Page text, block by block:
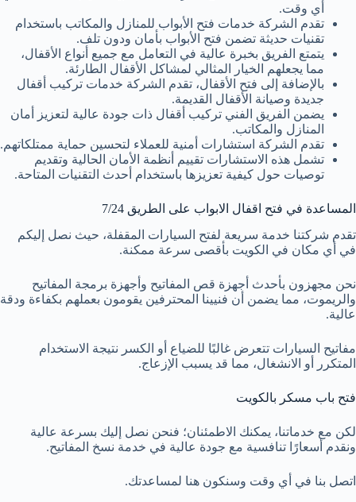
أي وقت.
تقدم الشركة خدمات فتح الأبواب للمنازل والمكاتب باستخدام
تقنيات حديثة تضمن فتح الأبواب بأمان ودون تلف.
يتمتع الفريق بخبرة عالية في التعامل مع جميع أنواع الأقفال،
مما يجعلهم الخيار المثالي لمشاكل الأقفال الطارئة.
بالإضافة إلى فتح الأقفال، تقدم الشركة خدمات تركيب أقفال
جديدة وصيانة الأقفال القديمة.
يضمن الفريق الفني تركيب أقفال ذات جودة عالية لتعزيز أمان
المنازل والمكاتب.
تقدم الشركة استشارات أمنية للعملاء لتحسين حماية ممتلكاتهم.
تشمل هذه الاستشارات تقييم أنظمة الأمان الحالية وتقديم
توصيات حول كيفية تعزيزها باستخدام أحدث التقنيات المتاحة.
المساعدة في فتح اقفال الابواب على الطريق 7/24
تقدم شركتنا خدمة سريعة لفتح السيارات المقفلة، حيث نصل إليكم
في أي مكان في الكويت بأقصى سرعة ممكنة.
نحن مجهزون بأحدث أجهزة قص المفاتيح وأجهزة برمجة المفاتيح
والريموت، مما يضمن أن فنيينا المحترفين يقومون بعملهم بكفاءة ودقة
عالية.
مفاتيح السيارات تتعرض غالبًا للضياع أو الكسر نتيجة الاستخدام
المتكرر أو الانشغال، مما قد يسبب الإزعاج.
فتح باب مسكر بالكويت
لكن مع خدماتنا، يمكنك الاطمئنان؛ فنحن نصل إليك بسرعة عالية
ونقدم أسعارًا تنافسية مع جودة عالية في خدمة نسخ المفاتيح.
اتصل بنا في أي وقت وسنكون هنا لمساعدتك.